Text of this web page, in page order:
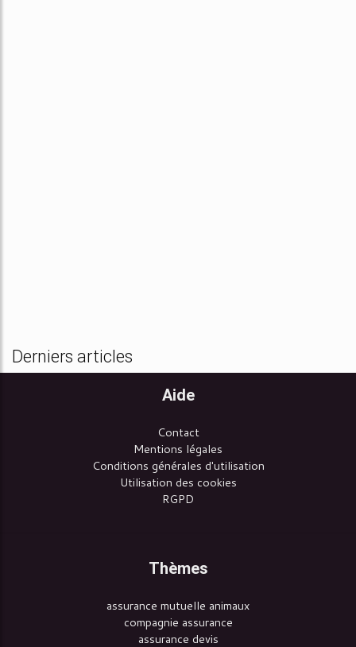
Derniers articles
Aide
Contact
Mentions légales
Conditions générales d'utilisation
Utilisation des cookies
RGPD
Thèmes
assurance mutuelle animaux
compagnie assurance
assurance devis